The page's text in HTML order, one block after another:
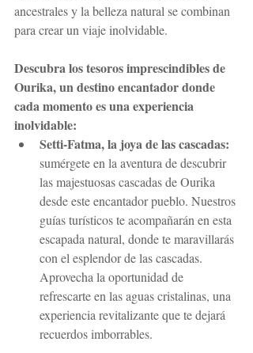
ancestrales y la belleza natural se combinan
para crear un viaje inolvidable.
Descubra los tesoros imprescindibles de
Ourika, un destino encantador donde
cada momento es una experiencia
inolvidable:
Setti-Fatma, la joya de las cascadas:
sumérgete en la aventura de descubrir
las majestuosas cascadas de Ourika
desde este encantador pueblo. Nuestros
guías turísticos te acompañarán en esta
escapada natural, donde te maravillarás
con el esplendor de las cascadas.
Aprovecha la oportunidad de
refrescarte en las aguas cristalinas, una
experiencia revitalizante que te dejará
recuerdos imborrables.